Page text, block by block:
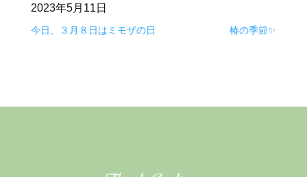
2023年5月11日
今日、３月８日はミモザの日 椿の季節✨